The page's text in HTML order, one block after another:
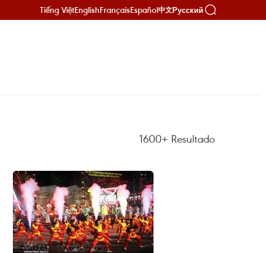
Tiếng ViệtEnglishFrançaisEspañol中文Русский
1600+ Resultado